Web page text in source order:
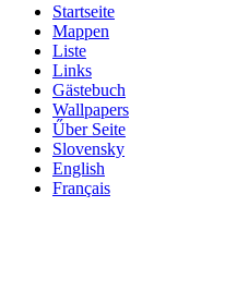
Startseite
Mappen
Liste
Links
Gästebuch
Wallpapers
Űber Seite
Slovensky
English
Français